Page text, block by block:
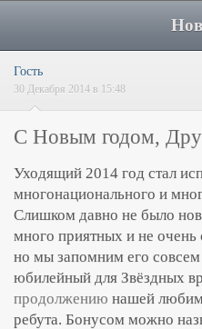
Гость
30 Декабря 2014 в 15:48
С Новым годом,
Уходящий 2014 год стал
многонационального и
Слишком давно не было
много приятных и не
но мы запомним его
юбилейный для Звёздных
продолжению нашей
ребута. Бонусом можно